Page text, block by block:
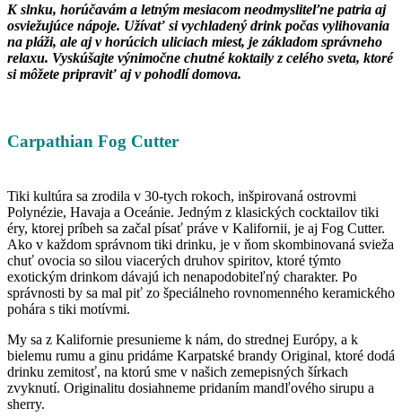
K slnku, horúčavám a letným mesiacom neodmysliteľne patria aj
osviežujúce nápoje. Užívať si vychladený drink počas vylihovania
na pláži, ale aj v horúcich uliciach miest, je základom správneho
relaxu. Vyskúšajte výnimočne chutné koktaily z celého sveta, ktoré
si môžete pripraviť aj v pohodlí domova.
Carpathian Fog Cutter
Tiki kultúra sa zrodila v 30-tych rokoch, inšpirovaná ostrovmi
Polynézie, Havaja a Oceánie. Jedným z klasických cocktailov tiki
éry, ktorej príbeh sa začal písať práve v Kalifornii, je aj Fog Cutter.
Ako v každom správnom tiki drinku, je v ňom skombinovaná svieža
chuť ovocia so silou viacerých druhov spiritov, ktoré týmto
exotickým drinkom dávajú ich nenapodobiteľný charakter. Po
správnosti by sa mal piť zo špeciálneho rovnomenného keramického
pohára s tiki motívmi.
My sa z Kalifornie presunieme k nám, do strednej Európy, a k
bielemu rumu a ginu pridáme Karpatské brandy Original, ktoré dodá
drinku zemitosť, na ktorú sme v našich zemepisných šírkach
zvyknutí. Originalitu dosiahneme pridaním mandľového sirupu a
sherry.